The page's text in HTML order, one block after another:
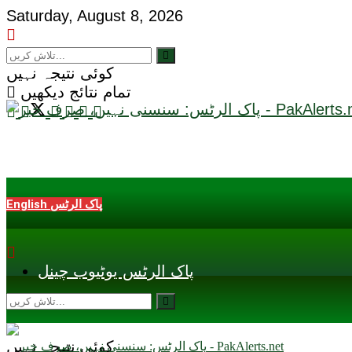
Saturday, August 8, 2026
کوئی نتیجہ نہیں
تمام نتائج دیکھیں
English پاک الرٹس
پاک الرٹس یوٹیوب چینل
کوئی نتیجہ نہیں